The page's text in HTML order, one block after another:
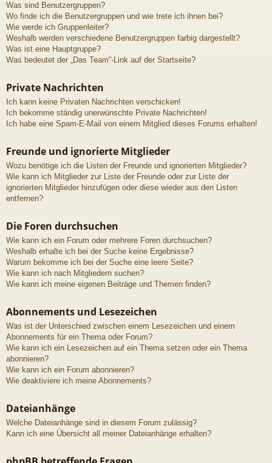
Was sind Benutzergruppen?
Wo finde ich die Benutzergruppen und wie trete ich ihnen bei?
Wie werde ich Gruppenleiter?
Weshalb werden verschiedene Benutzergruppen farbig dargestellt?
Was ist eine Hauptgruppe?
Was bedeutet der „Das Team“-Link auf der Startseite?
Private Nachrichten
Ich kann keine Privaten Nachrichten verschicken!
Ich bekomme ständig unerwünschte Private Nachrichten!
Ich habe eine Spam-E-Mail von einem Mitglied dieses Forums erhalten!
Freunde und ignorierte Mitglieder
Wozu benötige ich die Listen der Freunde und ignorierten Mitglieder?
Wie kann ich Mitglieder zur Liste der Freunde oder zur Liste der
ignorierten Mitglieder hinzufügen oder diese wieder aus den Listen
entfernen?
Die Foren durchsuchen
Wie kann ich ein Forum oder mehrere Foren durchsuchen?
Weshalb erhalte ich bei der Suche keine Ergebnisse?
Warum bekomme ich bei der Suche eine leere Seite?
Wie kann ich nach Mitgliedern suchen?
Wie kann ich meine eigenen Beiträge und Themen finden?
Abonnements und Lesezeichen
Was ist der Unterschied zwischen einem Lesezeichen und einem
Abonnements für ein Thema oder Forum?
Wie kann ich ein Lesezeichen auf ein Thema setzen oder ein Thema
abonnieren?
Wie kann ich ein Forum abonnieren?
Wie deaktiviere ich meine Abonnements?
Dateianhänge
Welche Dateianhänge sind in diesem Forum zulässig?
Kann ich eine Übersicht all meiner Dateianhänge erhalten?